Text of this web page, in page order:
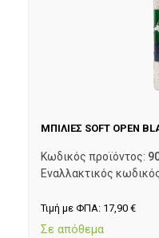
ΜΠΙΛΙΕΣ SOFT OPEN
Κωδικός προϊόντος:
Εναλλακτικός
Τιμή με ΦΠΑ: 17,90 €
Σε απόθεμα